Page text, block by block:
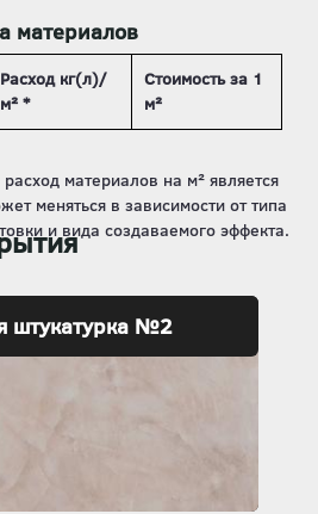
материалов
Расход кг(л)/
м² *
Стоимость за 1
м²
штукатурка №2